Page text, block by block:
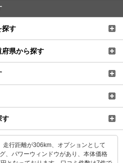
探す
府県から探す
す
走行距離が306km、オプションとして
、パワーウィンドウがあり、本体価格